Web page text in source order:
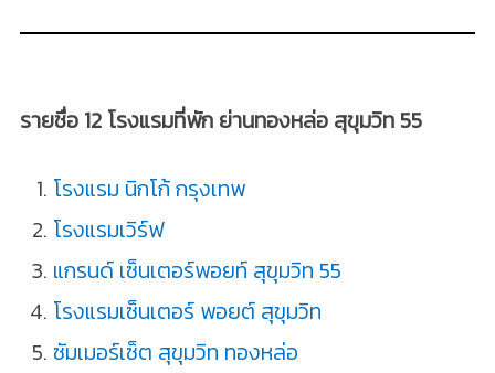
รายชื่อ 12 โรงแรมที่พัก ย่านทองหล่อ สุขุมวิท 55
โรงแรม นิกโก้ กรุงเทพ
โรงแรมเวิร์ฟ
แกรนด์ เซ็นเตอร์พอยท์ สุขุมวิท 55
โรงแรมเซ็นเตอร์ พอยต์ สุขุมวิท
ซัมเมอร์เซ็ต สุขุมวิท ทองหล่อ